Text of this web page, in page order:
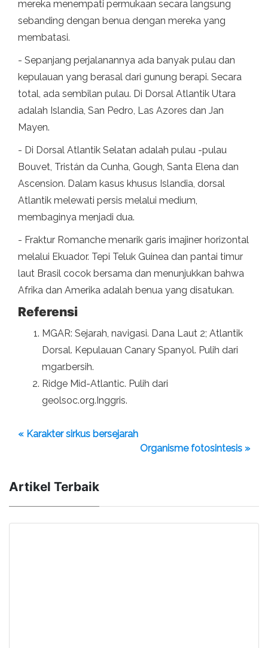
mereka menempati permukaan secara langsung
sebanding dengan benua dengan mereka yang
membatasi.
- Sepanjang perjalanannya ada banyak pulau dan
kepulauan yang berasal dari gunung berapi. Secara
total, ada sembilan pulau. Di Dorsal Atlantik Utara
adalah Islandia, San Pedro, Las Azores dan Jan
Mayen.
- Di Dorsal Atlantik Selatan adalah pulau -pulau
Bouvet, Tristán da Cunha, Gough, Santa Elena dan
Ascension. Dalam kasus khusus Islandia, dorsal
Atlantik melewati persis melalui medium,
membaginya menjadi dua.
- Fraktur Romanche menarik garis imajiner horizontal
melalui Ekuador. Tepi Teluk Guinea dan pantai timur
laut Brasil cocok bersama dan menunjukkan bahwa
Afrika dan Amerika adalah benua yang disatukan.
Referensi
MGAR: Sejarah, navigasi. Dana Laut 2; Atlantik
Dorsal. Kepulauan Canary Spanyol. Pulih dari
mgar.bersih.
Ridge Mid-Atlantic. Pulih dari
geolsoc.org.Inggris.
« Karakter sirkus bersejarah
Organisme fotosintesis »
Artikel Terbaik